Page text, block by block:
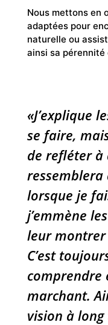
Nous mettons en
adaptées pour
naturelle ou
ainsi sa
«J’explique
se faire,
de refléter
ressemblera
lorsque je
j’emmène
leur montrer
C’est
comprendre
marchant.
vision à